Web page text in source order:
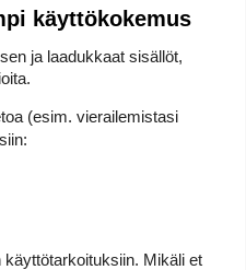
käyttökokemus
ja laadukkaat sisällöt,
(esim. vierailemis­tasi
Mikäli et